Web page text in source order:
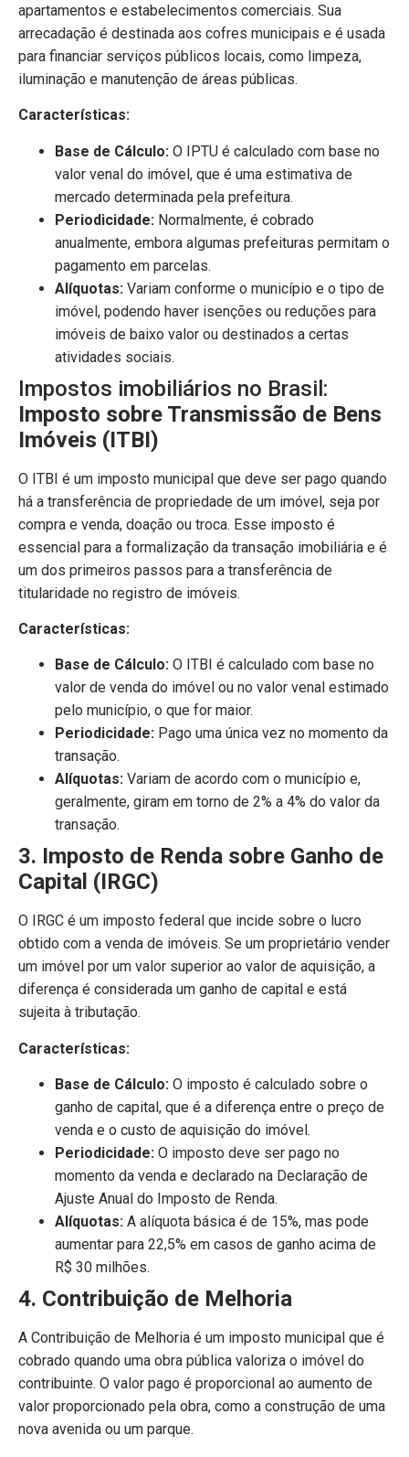
apartamentos e estabelecimentos comerciais. Sua
arrecadação é destinada aos cofres municipais e é usada
para financiar serviços públicos locais, como limpeza,
iluminação e manutenção de áreas públicas.
Características:
Base de Cálculo: O IPTU é calculado com base no
valor venal do imóvel, que é uma estimativa de
mercado determinada pela prefeitura.
Periodicidade: Normalmente, é cobrado
anualmente, embora algumas prefeituras permitam o
pagamento em parcelas.
Alíquotas: Variam conforme o município e o tipo de
imóvel, podendo haver isenções ou reduções para
imóveis de baixo valor ou destinados a certas
atividades sociais.
Impostos imobiliários no Brasil:
Imposto sobre Transmissão de Bens
Imóveis (ITBI)
O ITBI é um imposto municipal que deve ser pago quando
há a transferência de propriedade de um imóvel, seja por
compra e venda, doação ou troca. Esse imposto é
essencial para a formalização da transação imobiliária e é
um dos primeiros passos para a transferência de
titularidade no registro de imóveis.
Características:
Base de Cálculo: O ITBI é calculado com base no
valor de venda do imóvel ou no valor venal estimado
pelo município, o que for maior.
Periodicidade: Pago uma única vez no momento da
transação.
Alíquotas: Variam de acordo com o município e,
geralmente, giram em torno de 2% a 4% do valor da
transação.
3. Imposto de Renda sobre Ganho de
Capital (IRGC)
O IRGC é um imposto federal que incide sobre o lucro
obtido com a venda de imóveis. Se um proprietário vender
um imóvel por um valor superior ao valor de aquisição, a
diferença é considerada um ganho de capital e está
sujeita à tributação.
Características:
Base de Cálculo: O imposto é calculado sobre o
ganho de capital, que é a diferença entre o preço de
venda e o custo de aquisição do imóvel.
Periodicidade: O imposto deve ser pago no
momento da venda e declarado na Declaração de
Ajuste Anual do Imposto de Renda.
Alíquotas: A alíquota básica é de 15%, mas pode
aumentar para 22,5% em casos de ganho acima de
R$ 30 milhões.
4. Contribuição de Melhoria
A Contribuição de Melhoria é um imposto municipal que é
cobrado quando uma obra pública valoriza o imóvel do
contribuinte. O valor pago é proporcional ao aumento de
valor proporcionado pela obra, como a construção de uma
nova avenida ou um parque.